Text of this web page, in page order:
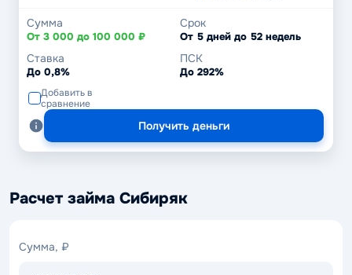
Сумма
От 3 000 до 100 000 ₽
Срок
От 5 дней до 52 недель
Ставка
До 0,8%
ПСК
До 292%
Добавить в
сравнение
Получить деньги
Расчет займа Сибиряк
Сумма, ₽
Сумма,